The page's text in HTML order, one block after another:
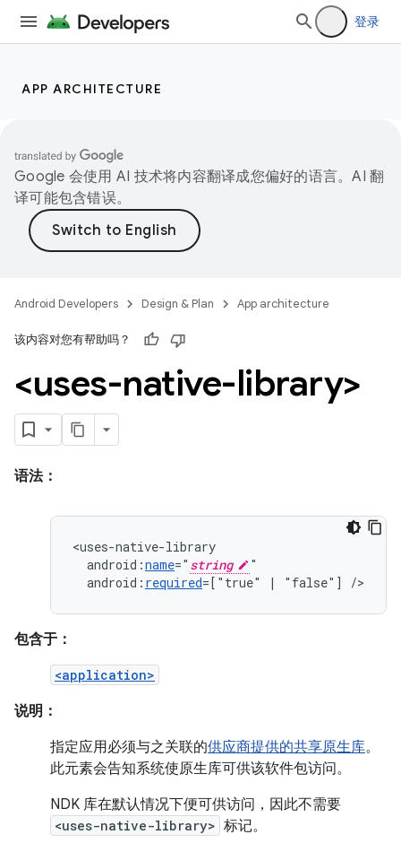
登录
APP ARCHITECTURE
Google 会使用 AI 技术将内容翻译成您偏好的语言。AI 翻
译可能包含错误。
Android Developers Design & Plan App architecture
该内容对您有帮助吗？
<uses-native-library>
语法：
android:name=" string
android: required=["true" | "false"] />
包含于：
<application>
说明：
指定应用必须与之关联的供应商提供的共享原生库。
此元素会告知系统使原生库可供该软件包访问。
NDK 库在默认情况下便可供访问，因此不需要
<uses-native-library> 标记。